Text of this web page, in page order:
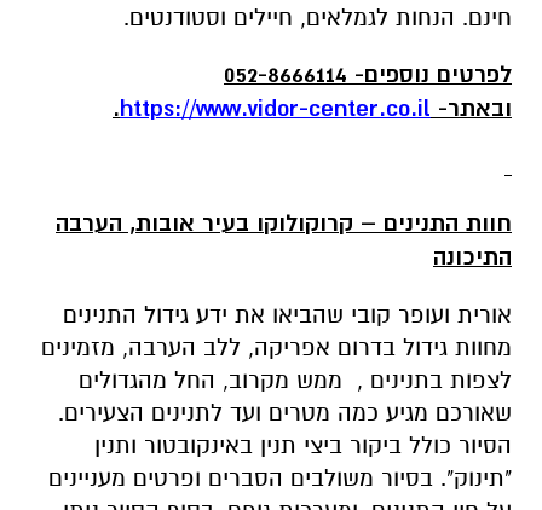
חינם. הנחות לגמלאים, חיילים וסטודנטים.
לפרטים נוספים- 052-8666114
ובאתר- https://www.vidor-center.co.il
.
חוות התנינים – קרוקולוקו בעיר אובות, הערבה
התיכונה
אורית ועופר קובי שהביאו את ידע גידול התנינים
מחוות גידול בדרום אפריקה, ללב הערבה, מזמינים
לצפות בתנינים , ממש מקרוב, החל מהגדולים
שאורכם מגיע כמה מטרים ועד לתנינים הצעירים.
הסיור כולל ביקור ביצי תנין באינקובטור ותנין
"תינוק". בסיור משולבים הסברים ופרטים מעניינים